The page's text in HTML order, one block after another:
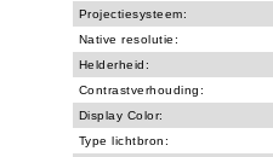
Projectiesysteem:
Native resolutie:
Helderheid:
Contrastverhouding:
Display Color:
Type lichtbron: